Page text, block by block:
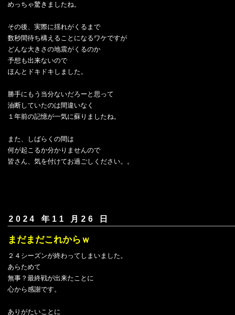
めっちゃ驚きましたね。
その後、実際に揺れがくるまで
数秒間待ち構えることになるワケですが
どんな大きさの地震がくるのか
予想も出来ないので
ほんとドキドキしました。
勝手にもう当分ないだろーと思って
油断していたのは間違いなく
１年前の記憶が一気に蘇りましたね。
また、しばらくの間は
何が起こるか分かりませんので
皆さん、気を付けてお過ごしください。。
2024 年11 月26 日
まだまだこれからｗ
２４シーズンが終わってしまいました。
あらためて
無事？最終戦が出来たことに
心から感謝です。
ありがたいことに